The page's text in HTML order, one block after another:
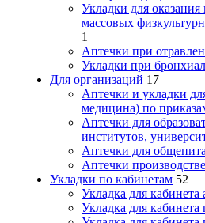
Укладки для
массовых
1
Аптечки при
Укладки при
Для организаций 17
Аптечки и укладки
медицина) по
Аптечки для
институтов,
Аптечки для
Аптечки
Укладки по кабинетам 52
Укладка для кабинета
Укладка для кабинета